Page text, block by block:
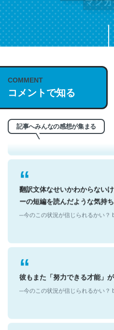
COMMENT
コメントで知る
記事へみんなの感想が集まる
これは名文。彼はとてもクレ
う。英語少しでも読める人は
れ好き。Let’s Fucking Go.
─今のこの状況が信じられるかい？
翻訳文体なせいかわからない
ーの短編を読んだような気持ち
彼もまた「努力できる才能」が